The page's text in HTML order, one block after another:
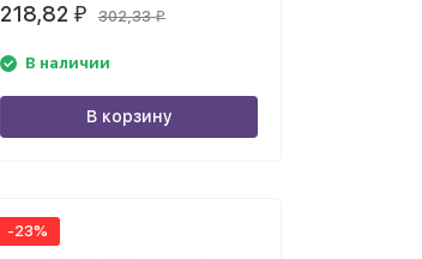
218,82 ₽ 302,33₽
В наличии
В корзину
-23%